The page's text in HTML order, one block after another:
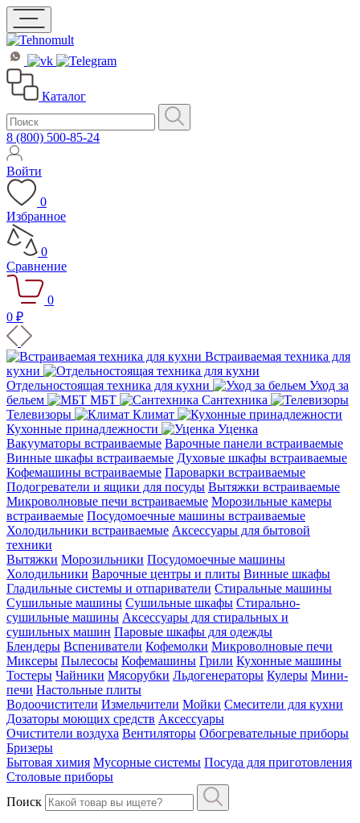
Каталог
8 (800) 500-85-24
Войти
0
Избранное
0
Сравнение
0
0 ₽
Встраиваемая техника для
кухни
Отдельностоящая техника для кухни
Уход за
бельем
МБТ
Сантехника
Телевизоры
Климат
Кухонные принадлежности
Уценка
Вакууматоры встраиваемые Варочные панели встраиваемые
Винные шкафы встраиваемые Духовые шкафы встраиваемые
Кофемашины встраиваемые Пароварки встраиваемые
Подогреватели и ящики для посуды Вытяжки встраиваемые
Микроволновые печи встраиваемые Морозильные камеры
встраиваемые Посудомоечные машины встраиваемые
Холодильники встраиваемые Аксессуары для бытовой
техники
Вытяжки Морозильники Посудомоечные машины
Холодильники Варочные центры и плиты Винные шкафы
Гладильные системы и отпариватели Стиральные машины
Сушильные машины Сушильные шкафы Стирально-
сушильные машины Аксессуары для стиральных и
сушильных машин Паровые шкафы для одежды
Блендеры Вспениватели Кофемолки Микроволновые печи
Миксеры Пылесосы Кофемашины Грили Кухонные машины
Тостеры Чайники Мясорубки Льдогенераторы Кулеры Мини-
печи Настольные плиты
Водоочистители Измельчители Мойки Смесители для кухни
Дозаторы моющих средств Аксессуары
Очистители воздуха Вентиляторы Обогревательные приборы
Бризеры
Бытовая химия Мусорные системы Посуда для приготовления
Столовые приборы
Поиск